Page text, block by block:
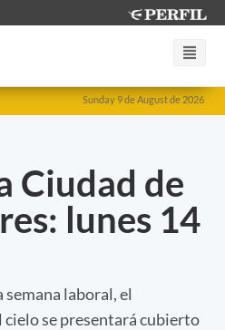
Sunday 9 de August de 2026
Ciudad de
lunes 14
semana laboral, el
se presentará cubierto